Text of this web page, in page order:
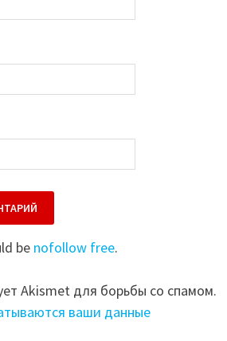
be nofollow free.
Akismet для борьбы со спамом.
ваши данные